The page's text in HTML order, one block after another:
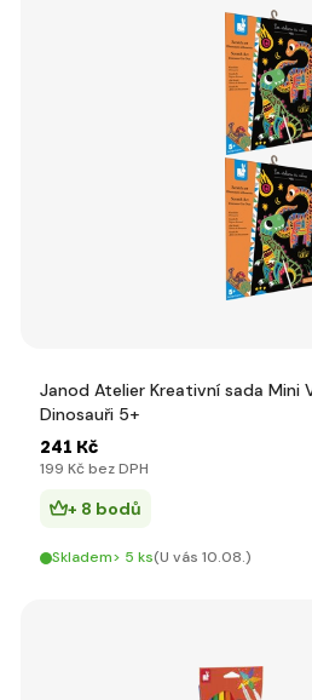
Janod Atelier Kreativní sada Mini
Dinosauři 5+
241 Kč
199 Kč bez DPH
+ 8 bodů
Skladem> 5 ks(U vás 10.08.)